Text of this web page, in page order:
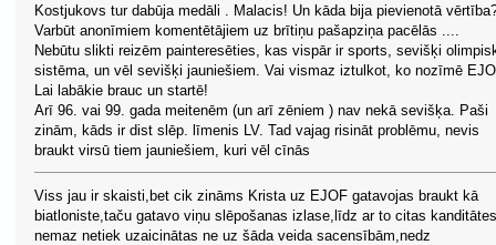
Kostjukovs tur dabūja medāli . Malacis! Un kāda bija pievienotā
Varbūt anonīmiem komentētājiem uz brītiņu pašapziņa pacēlās ....
Nebūtu slikti reizēm painteresēties, kas vispār ir sports, sevišķi
sistēma, un vēl sevišķi jauniešiem. Vai vismaz iztulkot, ko nozīmē
Lai labākie brauc un startē!
Arī 96. vai 99. gada meitenēm (un arī zēniem ) nav nekā sevišķa. Paši
zinām, kāds ir dist slēp. līmenis LV. Tad vajag risināt problēmu, nevis
braukt virsū tiem jauniešiem, kuri vēl cīnās
Viss jau ir skaisti,bet cik zināms Krista uz EJOF gatavojas braukt kā
biatloniste,taču gatavo viņu slēpošanas izlase,līdz ar to citas kanditātes
nemaz netiek uzaicinātas ne uz šāda veida sacensībām,nedz